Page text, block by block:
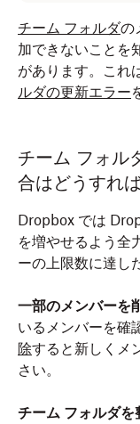
チーム フォルダの
加できないことを
があります。これ
ルダの更新エラー
チーム フォル
合はどうすれ
Dropbox では
を増やせるよう全
ーの上限数に達し
一部のメンバーを
いるメンバーを確
除すると新しくメ
さい。
チーム フォルダを